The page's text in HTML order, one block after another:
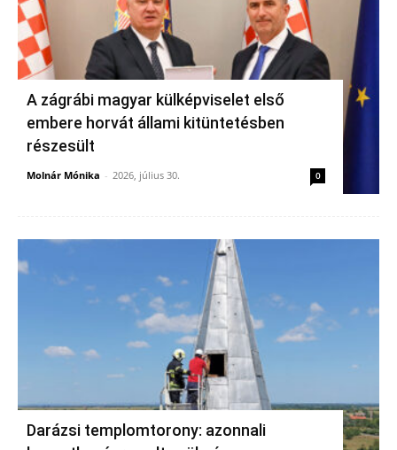
A zágrábi magyar külképviselet első
embere horvát állami kitüntetésben
részesült
Molnár Mónika - 2026, július 30. 0
Darázsi templomtorony: azonnali